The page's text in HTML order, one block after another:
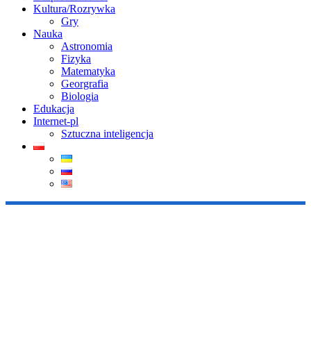
Kultura/Rozrywka
Gry
Nauka
Astronomia
Fizyka
Matematyka
Georgrafia
Biologia
Edukacja
Internet-pl
Sztuczna inteligencja